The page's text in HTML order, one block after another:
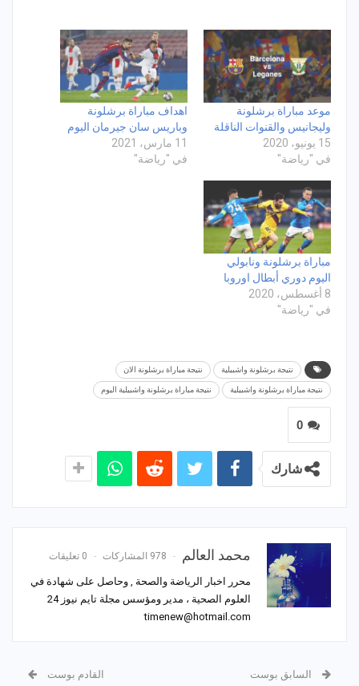
موعد مباراة برشلونة
وليجانيس والقنوات الناقلة
15 يونيو، 2020
في "رياضة"
اهداف مباراة برشلونة
وباريس سان جيرمان اليوم
11 مارس، 2021
في "رياضة"
مباراة برشلونة ونابولي
اليوم دوري أبطال اوروبا
8 أغسطس، 2020
في "رياضة"
نتيجة برشلونة واشبيلية نتيجة مباراة برشلونة الان
نتيجة مباراة برشلونة واشبيلية نتيجة مباراة برشلونة واشبيلية اليوم
0
شارك
محمد العالم 978 المشاركات 0 تعليقات
محرر اخبار الرياضة والصحة , وحاصل على شهادة في
العلوم الصحية ، مدير ومؤسس مجلة تايم نيوز 24
timenew@hotmail.com
السابق بوست القادم بوست